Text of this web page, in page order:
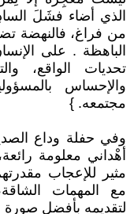
الذي أضاء فشَلَ
من فراغ، فالنهضة
الباهظة . على
تحديات الواقع،
والإحساس
مجتمعه. }
وفي حفلة وداع
أهْداني معلومة
مثير للإعجاب
مع المهمات
لتقديمه بأفضل صورة